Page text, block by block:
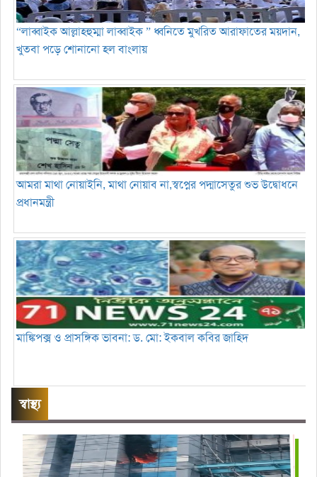
“লাব্বাইক আল্লাহহুম্মা লাব্বাইক ” ধ্বনিতে মুখরিত আরাফাতের ময়দান,
খুতবা পড়ে শোনানো হল বাংলায়
আমরা মাথা নোয়াইনি, মাথা নোয়াব না,স্বপ্নের পদ্মাসেতুর শুভ উদ্বোধনে
প্রধানমন্ত্রী
মাঙ্কিপক্স ও প্রাসঙ্গিক ভাবনা: ড. মো: ইকবাল কবির জাহিদ
স্বাস্থ্য